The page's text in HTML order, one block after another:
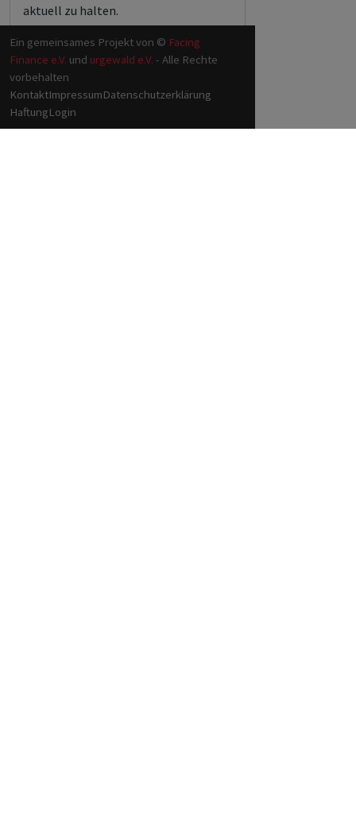
aktuell zu halten.
Ein gemeinsames Projekt von © Facing
Finance e.V. und urgewald e.V. - Alle Rechte
vorbehalten
KontaktImpressumDatenschutzerklärung
HaftungLogin